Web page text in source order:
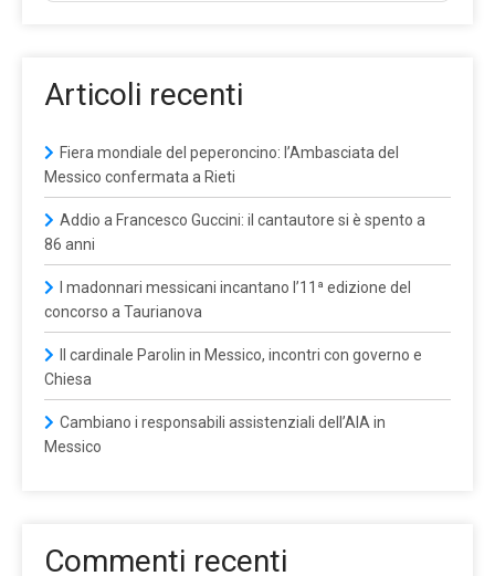
Articoli recenti
Fiera mondiale del peperoncino: l’Ambasciata del
Messico confermata a Rieti
Addio a Francesco Guccini: il cantautore si è spento a
86 anni
I madonnari messicani incantano l’11ª edizione del
concorso a Taurianova
Il cardinale Parolin in Messico, incontri con governo e
Chiesa
Cambiano i responsabili assistenziali dell’AIA in
Messico
Commenti recenti